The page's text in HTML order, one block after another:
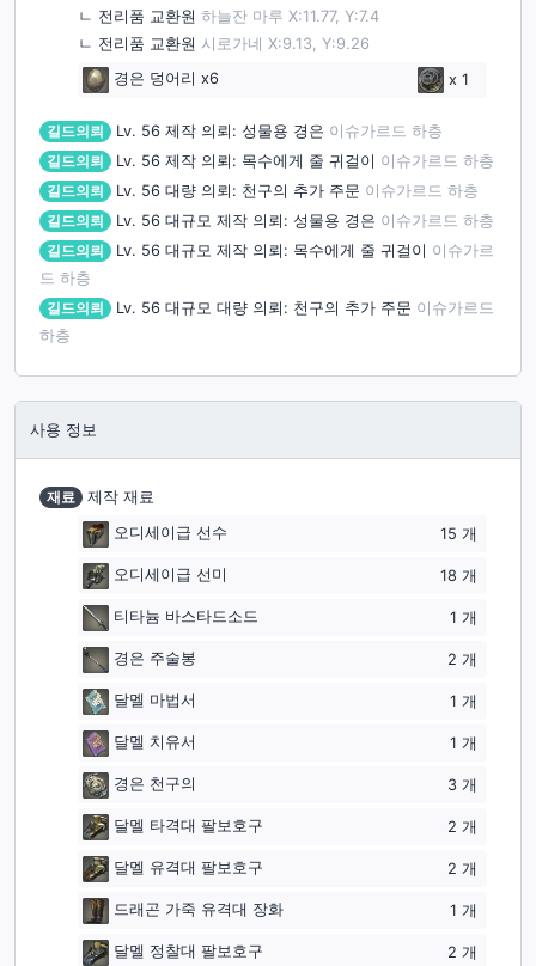
ㄴ 전리품 교환원 하늘잔 마루 X:11.77, Y:7.4
ㄴ 전리품 교환원 시로가네 X:9.13, Y:9.26
경은 덩어리 x6 x 1
길드의뢰 Lv. 56 제작 의뢰: 성물용 경은 이슈가르드 하층
길드의뢰
Lv. 56 제작 의뢰: 목수에게 줄 귀걸이 이슈가르드 하층
길드의뢰
Lv. 56 대량 의뢰: 천구의 추가 주문 이슈가르드 하층
길드의뢰
Lv. 56 대규모 제작 의뢰: 성물용 경은 이슈가르드 하층
길드의뢰
Lv. 56 대규모 제작 의뢰: 목수에게 줄 귀걸이 이슈가르
드 하층
길드의뢰
Lv. 56 대규모 대량 의뢰: 천구의 추가 주문 이슈가르드
하층
사용 정보
재료
제작 재료
오디세이급 선수
15 개
오디세이급 선미 18 개
티타늄 바스타드소드 1 개
경은 주술봉 2 개
달멜 마법서 1 개
달멜 치유서 1 개
경은 천구의 3개
달멜 타격대 팔보호구 2 개
달멜 유격대 팔보호구 2 개
드래곤 가죽 유격대 장화 1 개
달멜 정찰대 팔보호구 2 개